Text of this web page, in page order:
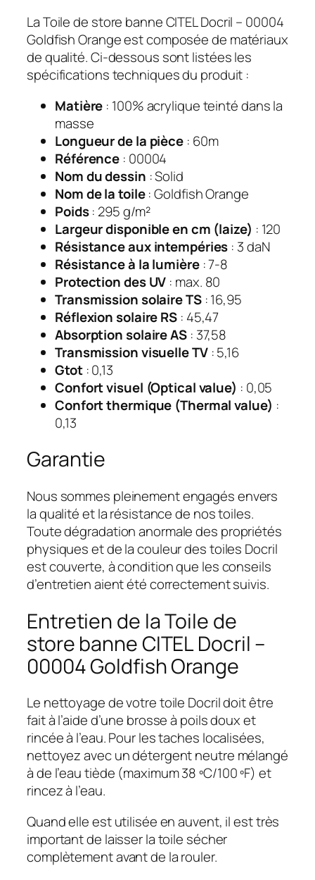
La Toile de store banne CITEL Docril – 00004
Goldfish Orange est composée de matériaux
de qualité. Ci-dessous sont listées les
spécifications techniques du produit :
Matière : 100% acrylique teinté dans la
masse
Longueur de la pièce : 60m
Référence : 00004
Nom du dessin : Solid
Nom de la toile: Goldfish Orange
Poids: 295 g/m²
Largeur disponible en cm (laize) : 120
Résistance aux intempéries : 3 daN
Résistance à la lumière: 7-8
Protection des UV : max. 80
Transmission solaire TS: 16,95
Réflexion solaire RS : 45,47
Absorption solaire AS: 37,58
Transmission visuelle TV: 5,16
Gtot: 0,13
Confort visuel (Optical value) : 0,05
Confort thermique (Thermal value) :
0,13
Garantie
Nous sommes pleinement engagés envers
la qualité et la résistance de nos toiles.
Toute dégradation anormale des propriétés
physiques et de la couleur des toiles Docril
est couverte, à condition que les conseils
d’entretien aient été correctement suivis.
Entretien de la Toile de
store banne CITEL Docril –
00004 Goldfish Orange
Le nettoyage de votre toile Docril doit être
fait à l’aide d’une brosse à poils doux et
rincée à l’eau. Pour les taches localisées,
nettoyez avec un détergent neutre mélangé
à de l’eau tiède (maximum 38 ºC/100 ºF) et
rincez à l’eau.
Quand elle est utilisée en auvent, il est très
important de laisser la toile sécher
complètement avant de la rouler.